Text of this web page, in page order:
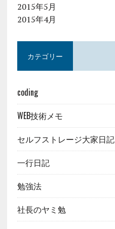
2015年5月
2015年4月
カテゴリー
coding
WEB技術メモ
セルフストレージ大家日記
一行日記
勉強法
社長のヤミ勉